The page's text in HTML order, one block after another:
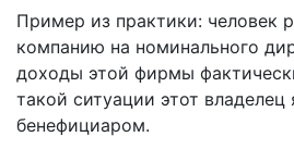
Пример из практики: человек
компанию на номинального
доходы этой фирмы
такой ситуации этот
бенефициаром.